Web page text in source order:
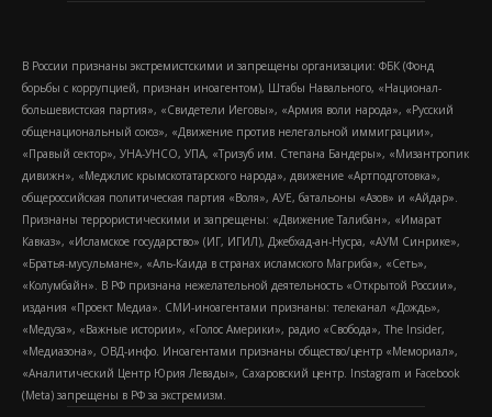
В России признаны экстремистскими и запрещены организации: ФБК (Фонд
борьбы с коррупцией, признан иноагентом), Штабы Навального, «Национал-
большевистская партия», «Свидетели Иеговы», «Армия воли народа», «Русский
общенациональный союз», «Движение против нелегальной иммиграции»,
«Правый сектор», УНА-УНСО, УПА, «Тризуб им. Степана Бандеры», «Мизантропик
дивижн», «Меджлис крымскотатарского народа», движение «Артподготовка»,
общероссийская политическая партия «Воля», АУЕ, батальоны «Азов» и «Айдар».
Признаны террористическими и запрещены: «Движение Талибан», «Имарат
Кавказ», «Исламское государство» (ИГ, ИГИЛ), Джебхад-ан-Нусра, «АУМ Синрике»,
«Братья-мусульмане», «Аль-Каида в странах исламского Магриба», «Сеть»,
«Колумбайн». В РФ признана нежелательной деятельность «Открытой России»,
издания «Проект Медиа». СМИ-иноагентами признаны: телеканал «Дождь»,
«Медуза», «Важные истории», «Голос Америки», радио «Свобода», The Insider,
«Медиазона», ОВД-инфо. Иноагентами признаны общество/центр «Мемориал»,
«Аналитический Центр Юрия Левады», Сахаровский центр. Instagram и Facebook
(Metа) запрещены в РФ за экстремизм.